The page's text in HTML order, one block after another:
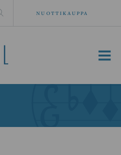
NUOTTIKAUPPA
MENU